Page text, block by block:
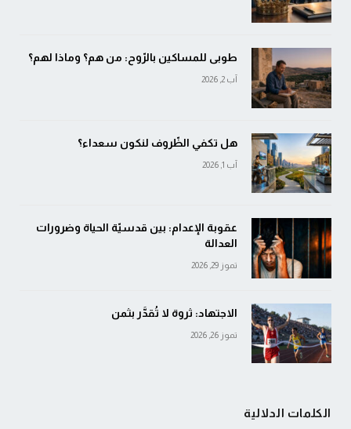
طوبى للمساكين بالرّوح: من هم؟ وماذا لهم؟
آب 2, 2026
هل تكفي الظّروف لنكون سعداء؟
آب 1, 2026
عقوبة الإعدام: بين قدسيّة الحياة وضرورات
العدالة
تموز 29, 2026
الاجتهاد: ثروة لا تُقدَّر بثمن
تموز 26, 2026
الكلمات الدلالية